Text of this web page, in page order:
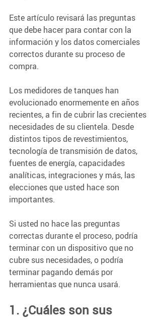
Este artículo revisará las preguntas
que debe hacer para contar con la
información y los datos comerciales
correctos durante su proceso de
compra.
Los medidores de tanques han
evolucionado enormemente en años
recientes, a fin de cubrir las crecientes
necesidades de su clientela. Desde
distintos tipos de revestimientos,
tecnología de transmisión de datos,
fuentes de energía, capacidades
analíticas, integraciones y más, las
elecciones que usted hace son
importantes.
Si usted no hace las preguntas
correctas durante el proceso, podría
terminar con un dispositivo que no
cubre sus necesidades, o podría
terminar pagando demás por
herramientas que nunca usará.
1. ¿Cuáles son sus